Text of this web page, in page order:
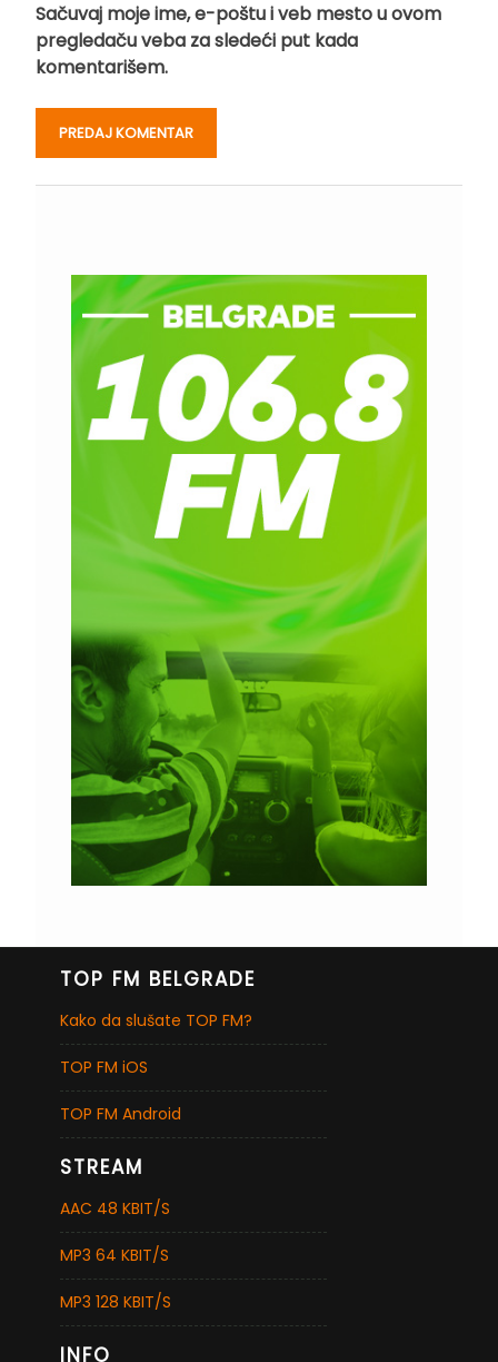
Sačuvaj moje ime, e-poštu i veb mesto u ovom
pregledaču veba za sledeći put kada
komentarišem.
TOP FM BELGRADE
Kako da slušate TOP FM?
TOP FM iOS
TOP FM Android
STREAM
AAC 48 KBIT/S
MP3 64 KBIT/S
MP3 128 KBIT/S
INFO